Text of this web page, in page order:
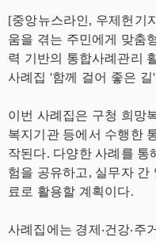
[중앙뉴스라인, 우제헌기
움을 겪는 주민에게 맞춤
력 기반의 통합사례관리
사례집 '함께 걸어 좋은
이번 사례집은 구청 희망
복지기관 등에서 수행한
작된다. 다양한 사례를 통
험을 공유하고, 실무자 간
료로 활용할 계획이다.
사례집에는 경제‧건강‧주